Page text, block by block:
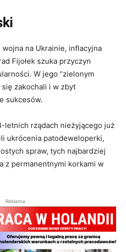
na Ukrainie, inflacyjna
Fijołek szuka przyczyn
W jego “zielonym
zakochali i w zbyt
sukcesów.
letnich rządach nieżyjącego już
ukrócenia patodeweloperki,
spraw, tych najbardziej
z permanentnymi korkami w
Reklama